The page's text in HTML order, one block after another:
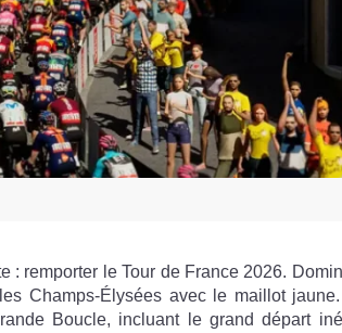
: remporter le Tour de France 2026.
Champs-Élysées avec le maillot
Boucle, incluant le grand départ